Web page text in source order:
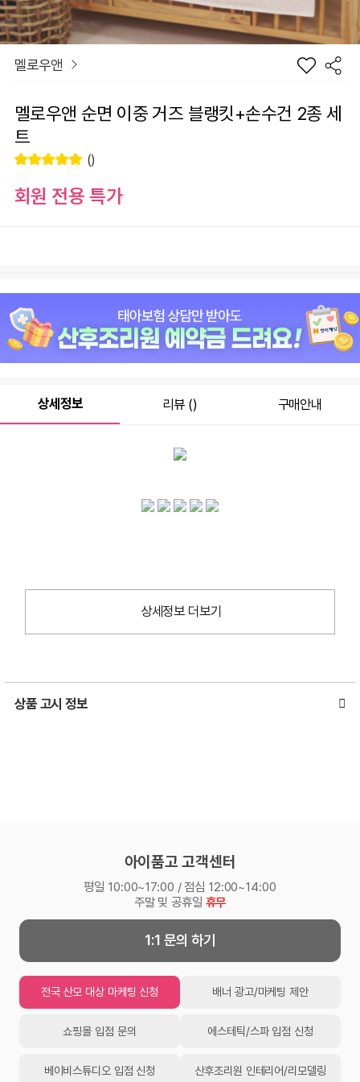
멜로우앤
멜로우앤 순면 이중 거즈 블랭킷+손수건 2종 세
트
()
회원 전용 특가
총 상품 금액 0원
바
니
선
하
기
상세정보 리뷰 () 구매안내
상세정보 더보기
상품 고시 정보
아이품고 고객센터
평일 10:00~17:00 / 점심 12:00~14:00
주말 및 공휴일 휴무
1:1 문의 하기
전국 산모 대상 마케팅 신청 배너 광고/마케팅 제안
쇼핑몰 입점 문의 에스테틱/스파 입점 신청
베이비스튜디오 입점 신청 산후조리원 인테리어/리모델링